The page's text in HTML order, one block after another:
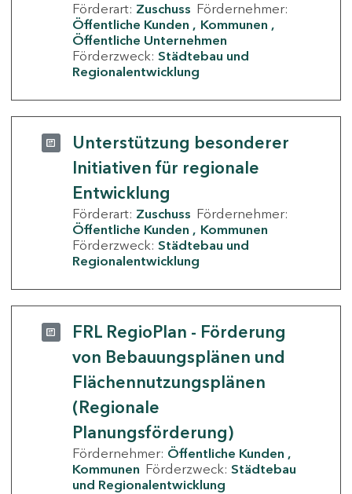
Förderart: Zuschuss Fördernehmer:
Öffentliche Kunden
Kommunen
Öffentliche Unternehmen
Förderzweck: Städtebau und
Regionalentwicklung
Unterstützung besonderer
Initiativen für regionale
Entwicklung
Förderart: Zuschuss Fördernehmer:
Öffentliche Kunden
Kommunen
Förderzweck: Städtebau und
Regionalentwicklung
FRL RegioPlan - Förderung
von Bebauungsplänen und
Flächennutzungsplänen
(Regionale
Planungsförderung)
Fördernehmer: Öffentliche Kunden
Kommunen Förderzweck: Städtebau
und Regionalentwicklung